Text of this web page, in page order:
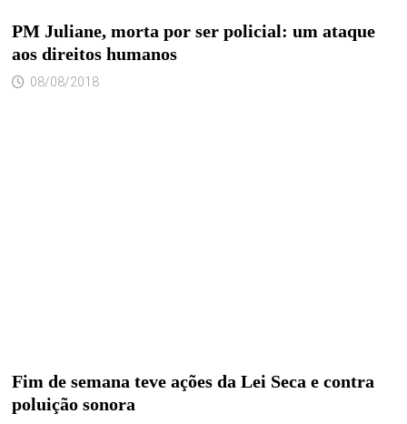
PM Juliane, morta por ser policial: um ataque
aos direitos humanos
08/08/2018
Fim de semana teve ações da Lei Seca e contra
poluição sonora